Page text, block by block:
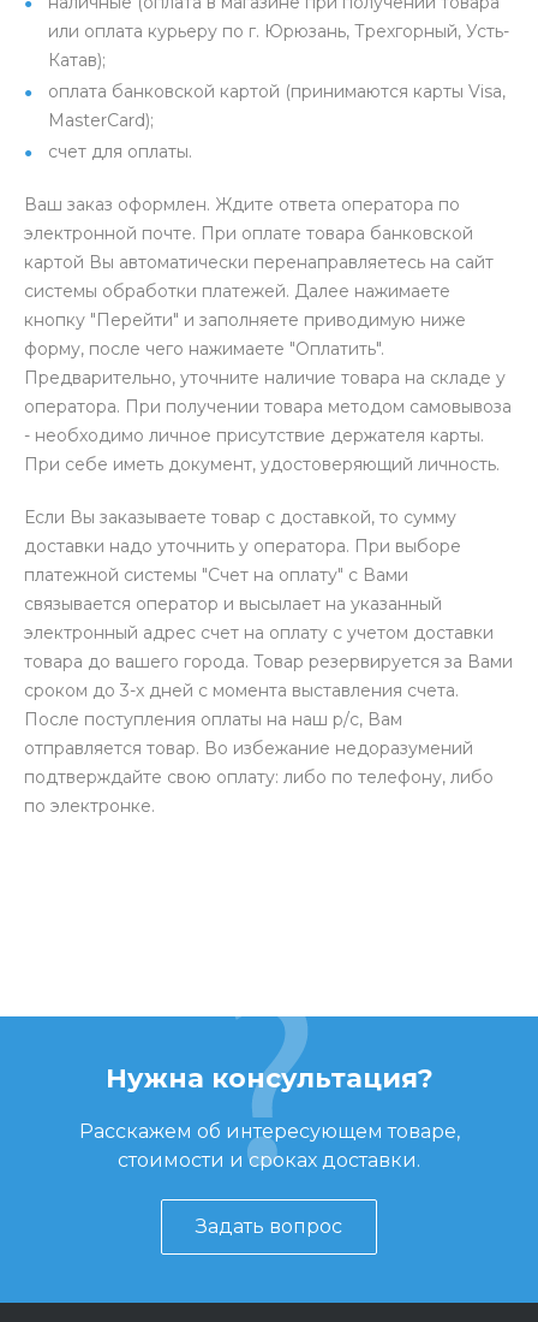
или оплата курьеру по г. Юрюзань, Трехгорный, Усть-
Катав);
оплата банковской картой (принимаются карты Visa,
MasterCard);
счет для оплаты.
Ваш заказ оформлен. Ждите ответа оператора по
электронной почте. При оплате товара банковской
картой Вы автоматически перенаправляетесь на сайт
системы обработки платежей. Далее нажимаете
кнопку "Перейти" и заполняете приводимую ниже
форму, после чего нажимаете "Оплатить".
Предварительно, уточните наличие товара на складе у
оператора. При получении товара методом самовывоза
- необходимо личное присутствие держателя карты.
При себе иметь документ, удостоверяющий личность.
Если Вы заказываете товар с доставкой, то сумму
доставки надо уточнить у оператора. При выборе
платежной системы "Счет на оплату" с Вами
связывается оператор и высылает на указанный
электронный адрес счет на оплату с учетом доставки
товара до вашего города. Товар резервируется за Вами
сроком до 3-х дней с момента выставления счета.
После поступления оплаты на наш р/с, Вам
отправляется товар. Во избежание недоразумений
подтверждайте свою оплату: либо по телефону, либо
по электронке.
Нужна консультация?
Расскажем об интересующем товаре,
стоимости и сроках доставки.
Задать вопрос